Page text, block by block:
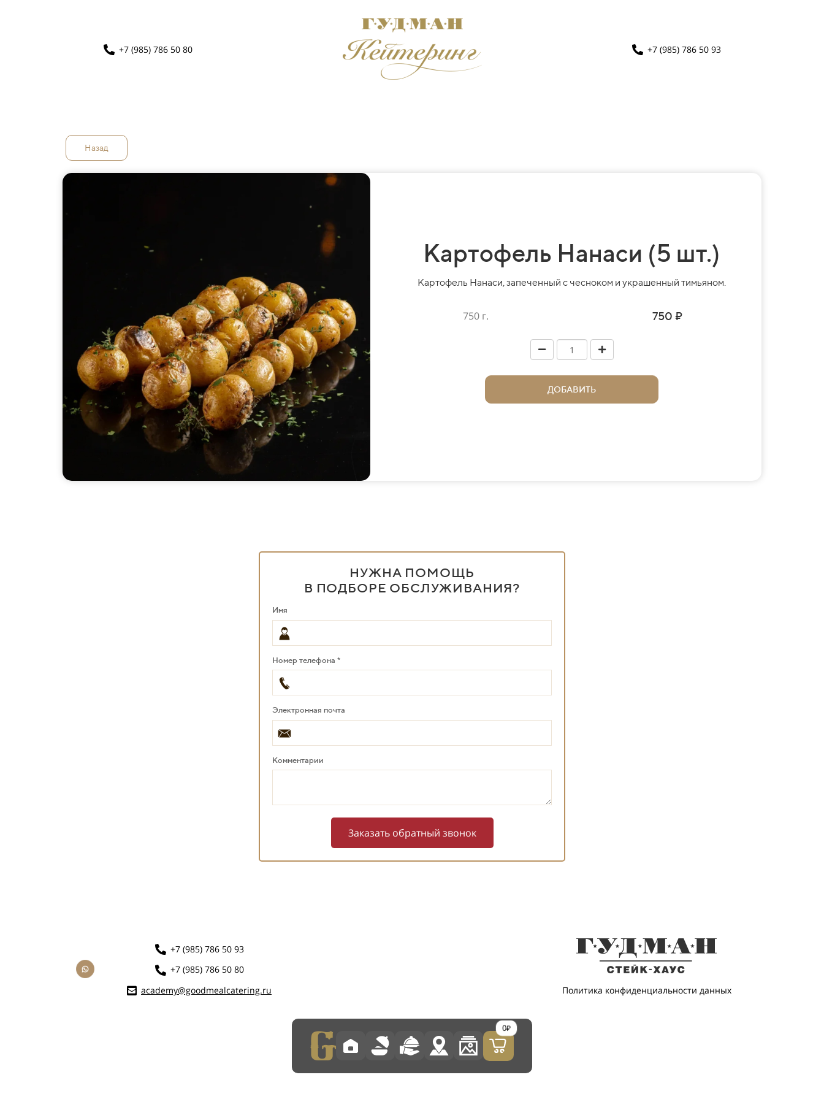
+7 (985) 786 50 80 +7 (985) 786 50 93
Назад
Картофель Нанаси (5 шт.)
Картофель Нанаси, запеченный с чесноком и украшенный тимьяном.
750 г. 750 ₽
ДОБАВИТЬ
НУЖНА ПОМОЩЬ
В ПОДБОРЕ ОБСЛУЖИВАНИЯ?
Имя
Номер телефона *
Электронная почта
Комментарии
Заказать обратный звонок
+7 (985) 786 50 93
+7 (985) 786 50 80
academy@goodmealcatering.ru
Политика конфиденциальности данных
0₽